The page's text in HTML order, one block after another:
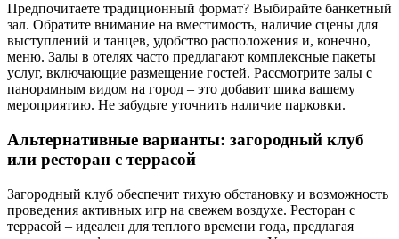
Предпочитаете традиционный формат? Выбирайте банкетный
зал. Обратите внимание на вместимость, наличие сцены для
выступлений и танцев, удобство расположения и, конечно,
меню. Залы в отелях часто предлагают комплексные пакеты
услуг, включающие размещение гостей. Рассмотрите залы с
панорамным видом на город – это добавит шика вашему
мероприятию. Не забудьте уточнить наличие парковки.
Альтернативные варианты: загородный клуб
или ресторан с террасой
Загородный клуб обеспечит тихую обстановку и возможность
проведения активных игр на свежем воздухе. Ресторан с
террасой – идеален для теплого времени года, предлагая